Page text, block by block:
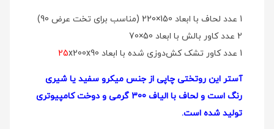
1 عدد لحاف با ابعاد 150×220 (مناسب برای تخت عرض 90)
2 عدد کاور بالش با ابعاد 50×70
1 عدد کاور تشک کش‌دوزی شده با ابعاد
25x200x90
آستر این روتختی چاپی از جنس میکرو سفید یا شیری
رنگ است و لحاف با الیاف 300 گرمی و دوخت کامپیوتری
تولید شده است.